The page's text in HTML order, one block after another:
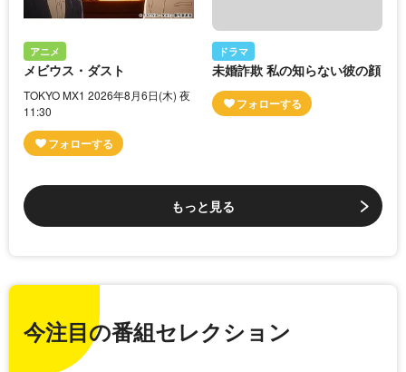
アニメ
メビウス・ダスト
TOKYO MX1 2026年8月6日(木) 夜
11:30
ドラマ
未婚詐欺 私の知らない彼の顔
もっと見る
今注目の番組セレクション